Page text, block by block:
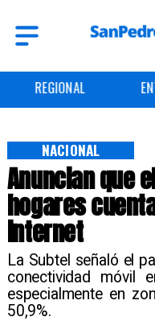
REGIONAL
Anuncian que
hogares
internet
La Subtel señaló el
conectividad móvil
especialmente en
50,9%.
NACIONAL